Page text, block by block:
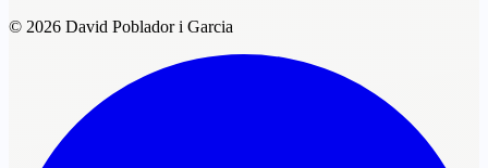
© 2026 David Poblador i Garcia